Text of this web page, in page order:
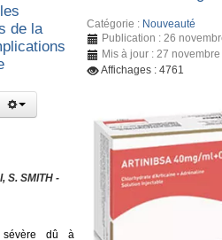
de la
S. SMITH -
sévère dû à
Catégorie : Nouveauté
Publication : 26
Mis à jour : 27
Affichages : 4761